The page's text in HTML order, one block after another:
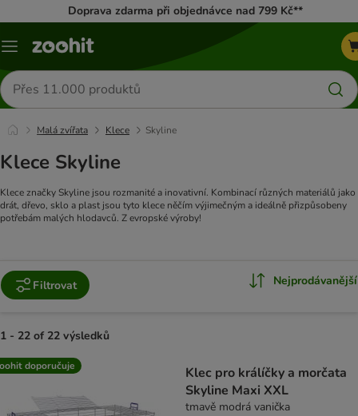
Doprava zdarma při objednávce nad 799 Kč**
Menu
Hledat
produkty
Malá zvířata Klece Skyline
Klece Skyline
Klece značky Skyline jsou rozmanité a inovativní. Kombinací různých materiálů jako
drát, dřevo, sklo a plast jsou tyto klece něčím výjimečným a ideálně přizpůsobeny
potřebám malých hlodavců. Z evropské výroby!
Filtrovat Nejprodávanější
1 - 22 of 22 výsledků
product items have been changed
doporučuje
Klec pro králíčky a morčata
Skyline Maxi XXL
tmavě modrá vanička